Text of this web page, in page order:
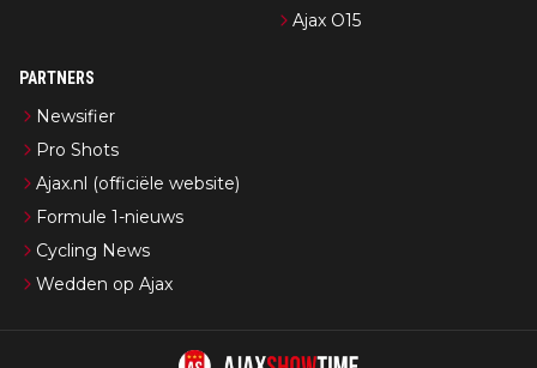
Ajax O15
PARTNERS
Newsifier
Pro Shots
Ajax.nl (officiële website)
Formule 1-nieuws
Cycling News
Wedden op Ajax